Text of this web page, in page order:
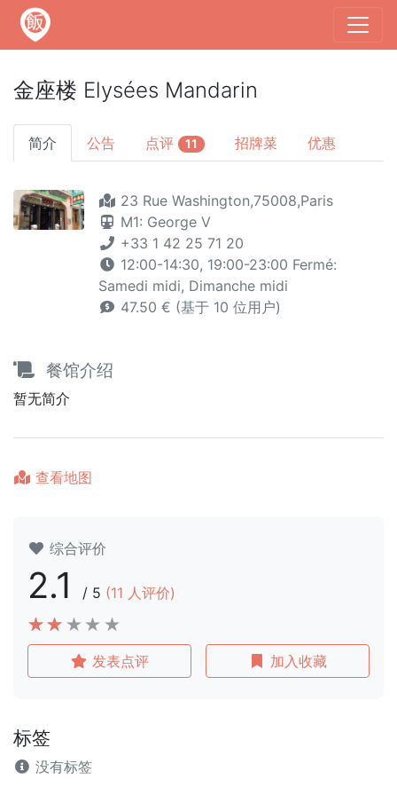
金座楼 Elysées Mandarin
简介 公告 点评 11 招牌菜 优惠
23 Rue Washington,75008,Paris
M1: George V
+33 1 42 25 71 20
12:00-14:30, 19:00-23:00 Fermé:
Samedi midi, Dimanche midi
47.50 € (基于 10 位用户)
餐馆介绍
暂无简介
查看地图
综合评价
2.1 / 5 (11 人评价)
发表点评 加入收藏
标签
没有标签